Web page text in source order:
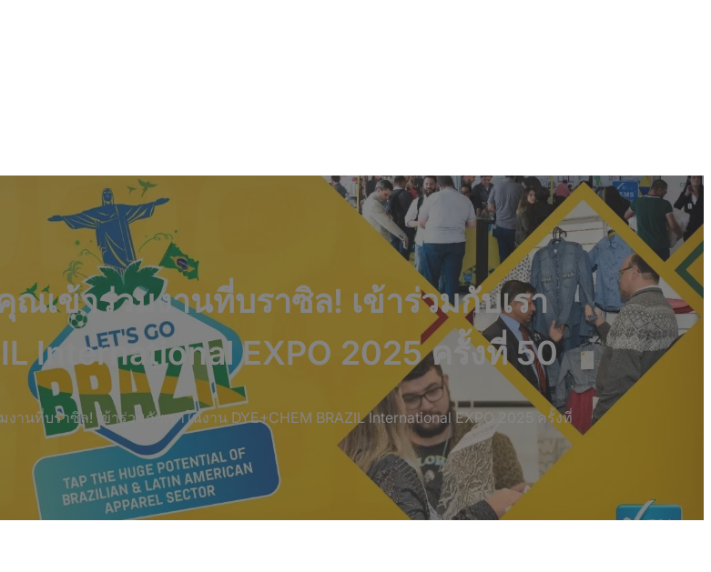
ณเข้าร่วมงานที่บราซิล! เข้าร่วมกับเรา
International EXPO 2025 ครั้งที่ 50
านที่บราซิล! เข้าร่วมกับเราในงาน DYE+CHEM BRAZIL International EXPO 2025 ครั้งที่